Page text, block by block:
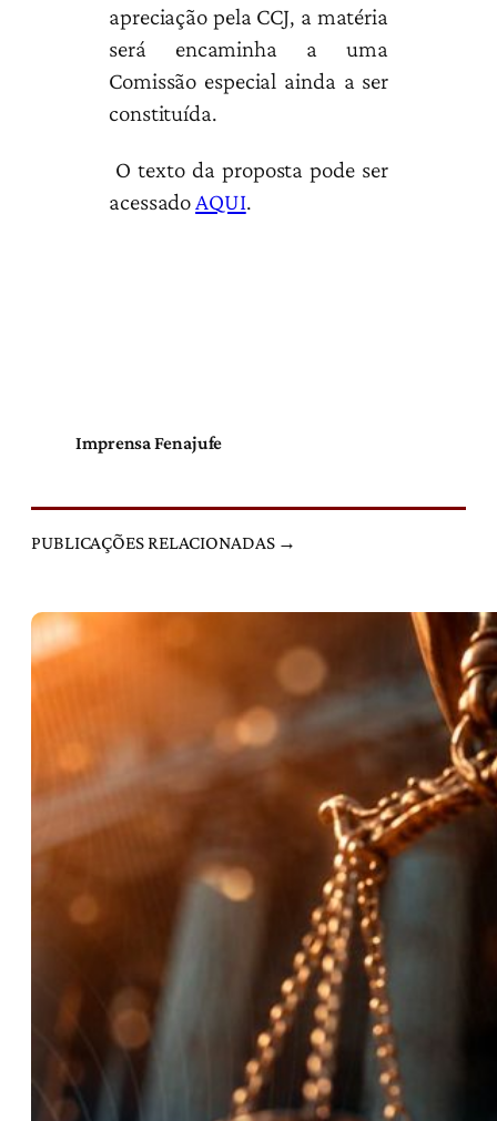
apreciação pela CCJ, a matéria
será encaminha a uma
Comissão especial ainda a ser
constituída.
O texto da proposta pode ser
acessado AQUI.
Imprensa Fenajufe
PUBLICAÇÕES RELACIONADAS →